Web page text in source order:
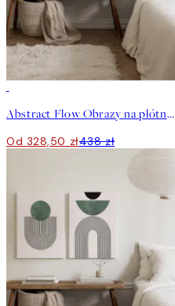
Abstract Flow Obrazy na płótnie Duo
Od 328,50 zł438 zł